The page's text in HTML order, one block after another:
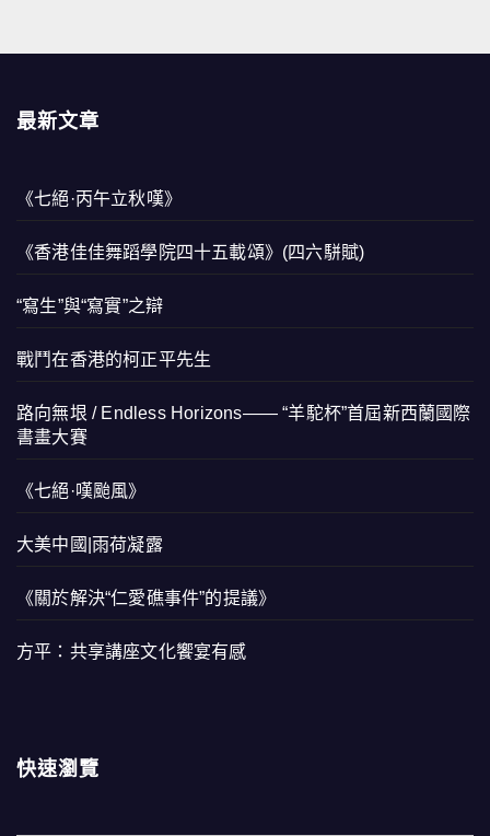
最新文章
《七絕·丙午立秋嘆》
《香港佳佳舞蹈學院四十五載頌》(四六駢賦)
“寫生”與“寫實”之辯
戰鬥在香港的柯正平先生
路向無垠 / Endless Horizons—— “羊駝杯”首屆新西蘭國際
書畫大賽
《七絕·嘆颱風》
大美中國|雨荷凝露
《關於解決“仁愛礁事件”的提議》
方平：共享講座文化饗宴有感
快速瀏覽